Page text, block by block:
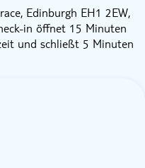
Edinburgh EH1 2EW,
in öffnet 15 Minuten
und schließt 5 Minuten